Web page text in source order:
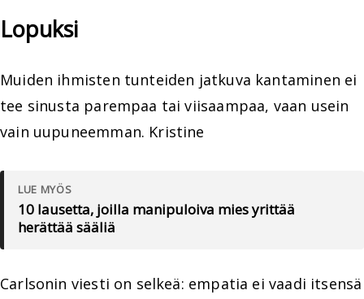
Lopuksi
Muiden ihmisten tunteiden jatkuva kantaminen ei
tee sinusta parempaa tai viisaampaa, vaan usein
vain uupuneemman. Kristine
LUE MYÖS
10 lausetta, joilla manipuloiva mies yrittää
herättää sääliä
Carlsonin viesti on selkeä: empatia ei vaadi itsensä